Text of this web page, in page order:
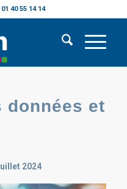
40 55 14 14
données et
2024